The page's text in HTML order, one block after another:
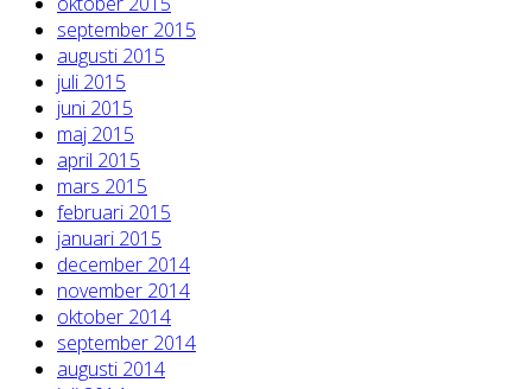
september 2015
augusti 2015
juli 2015
juni 2015
maj 2015
april 2015
mars 2015
februari 2015
januari 2015
december 2014
november 2014
oktober 2014
september 2014
augusti 2014